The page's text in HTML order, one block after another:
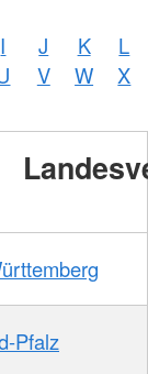
I J K
L
V W
X
Pfalz